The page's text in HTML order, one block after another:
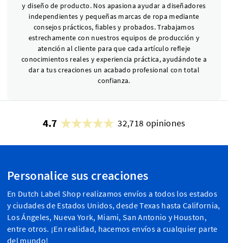
y diseño de producto. Nos apasiona ayudar a diseñadores
independientes y pequeñas marcas de ropa mediante
consejos prácticos, fiables y probados. Trabajamos
estrechamente con nuestros equipos de producción y
atención al cliente para que cada artículo refleje
conocimientos reales y experiencia práctica, ayudándote a
dar a tus creaciones un acabado profesional con total
confianza.
4.7 32,718 opiniones
Personalice sus creaciones
En Dutch Label Shop realizamos envíos a todos los estados
y ciudades de Estados Unidos, desde Texas hasta California,
Los Ángeles, Nueva York, Miami, San Antonio y Houston,
entre otros. ¡En realidad, hacemos envíos a cualquier parte
del mundo!